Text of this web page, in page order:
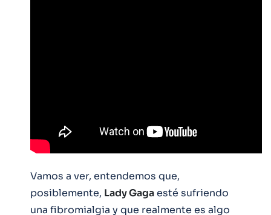
Vamos a ver, entendemos que,
posiblemente, Lady Gagaesté sufriendo
una fibromialgia y que realmente es algo